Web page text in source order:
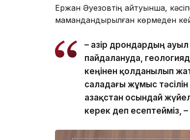
Ержан Әуезовтің айтуынша,
мамандандырылған көрмеден
– Қазір дрондардың
пайдалануда,
кеңінен қолданылып
саладағы жұмыс
Қазақстан осындай
керек деп есептейміз, –